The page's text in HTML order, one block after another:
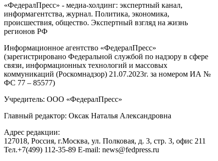
«ФедералПресс» - медиа-холдинг: экспертный канал,
информагентства, журнал. Политика, экономика,
происшествия, общество. Экспертный взгляд на жизнь
регионов РФ
Информационное агентство «ФедералПресс»
(зарегистрировано Федеральной службой по надзору в сфере
связи, информационных технологий и массовых
коммуникаций (Роскомнадзор) 21.07.2023г. за номером ИА №
ФС 77 – 85577)
Учредитель: ООО «ФедералПресс»
Главный редактор: Оксак Наталья Александровна
Адрес редакции:
127018, Россия, г.Москва, ул. Полковая, д. 3, стр. 3, офис 211
Тел.+7(499) 112-35-89 E-mail: news@fedpress.ru